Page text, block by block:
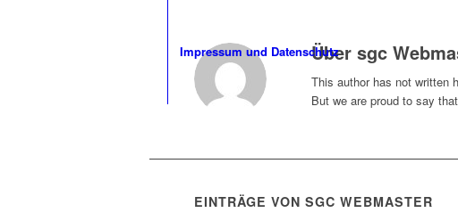
Impressum und Datenschutz
Über sgc
This author has not written
But we are proud to say that
EINTRÄGE VON SGC WEBMASTER